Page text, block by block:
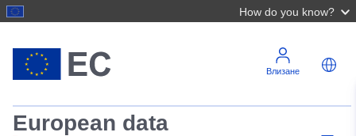
How do you know?
Влизане
European data